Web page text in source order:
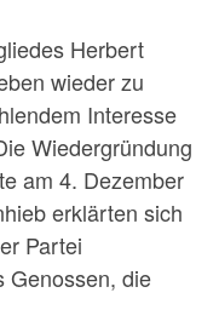
Herbert
wieder zu
Interesse
Wiedergründung
am 4. Dezember
erklärten sich
Partei
Genossen, die